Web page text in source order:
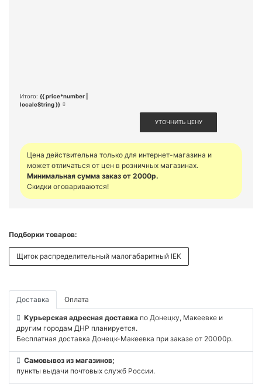
Итого: {{ price*number |
localeString }}
УТОЧНИТЬ ЦЕНУ
Цена действительна только для интернет-магазина и
может отличаться от цен в розничных магазинах.
Минимальная сумма заказ от 2000р.
Скидки оговариваются!
Подборки товаров:
Щиток распределительный малогабаритный IEK
Доставка Оплата
Курьерская адресная доставка по Донецку, Макеевке и
другим городам ДНР планируется.
Бесплатная доставка Донецк-Макеевка при заказе от 20000р.
Самовывоз из магазинов;
пункты выдачи почтовых служб России.